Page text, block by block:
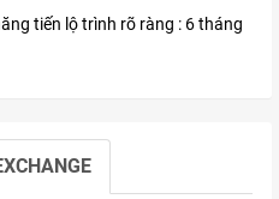
tiến lộ trình rõ ràng : 6 tháng